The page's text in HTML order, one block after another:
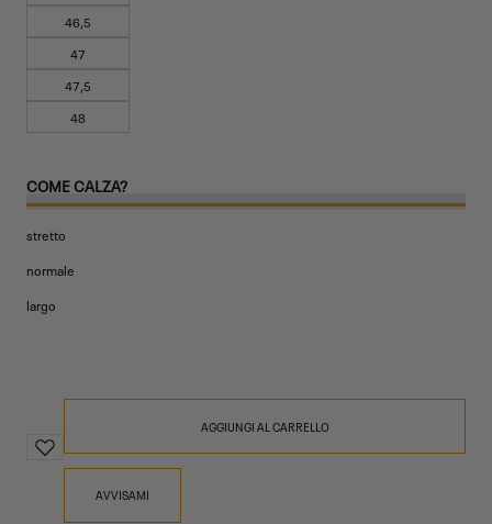
46,5
47
47,5
48
COME CALZA?
stretto
normale
largo
AGGIUNGI AL CARRELLO
AVVISAMI